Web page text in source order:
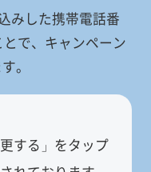
みした携帯電話番
で、キャンペーン
。
する」をタップ